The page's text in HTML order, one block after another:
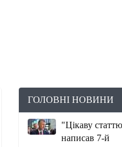
ГОЛОВНІ НОВИНИ
"Цікаву статтю
написав 7-й